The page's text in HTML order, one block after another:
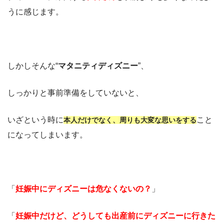
うに感じます。
しかしそんな“マタニティディズニー”、
しっかりと事前準備をしていないと、
いざという時に本人だけでなく、周りも大変な思いをすること
になってしまいます。
「 妊娠中にディズニーは危なくないの？ 」
「 妊娠中だけど、どうしても出産前にディズニーに行きた